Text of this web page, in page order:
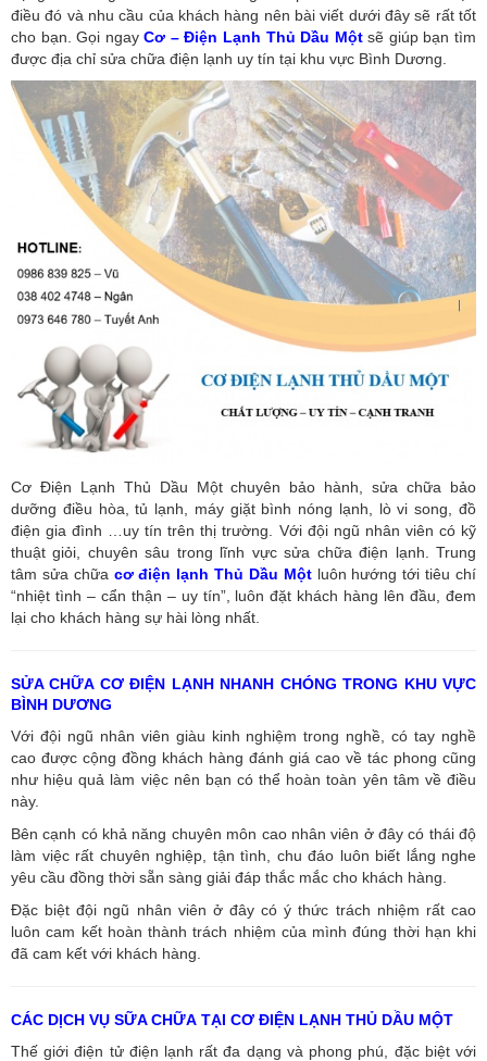
điều đó và nhu cầu của khách hàng nên bài viết dưới đây sẽ rất tốt
cho bạn. Gọi ngayCơ – Điện Lạnh Thủ Dầu Một sẽ giúp bạn tìm
được địa chỉ sửa chữa điện lạnh uy tín tại khu vực Bình Dương.
Cơ Điện Lạnh Thủ Dầu Một chuyên bảo hành, sửa chữa bảo
dưỡng điều hòa, tủ lạnh, máy giặt bình nóng lạnh, lò vi song, đồ
điện gia đình …uy tín trên thị trường. Với đội ngũ nhân viên có kỹ
thuật giỏi, chuyên sâu trong lĩnh vực sửa chữa điện lạnh. Trung
tâm sửa chữa cơ điện lạnh Thủ Dầu Mộtluôn hướng tới tiêu chí
“nhiệt tình – cẩn thận – uy tín”, luôn đặt khách hàng lên đầu, đem
lại cho khách hàng sự hài lòng nhất.
SỬA CHỮA CƠ ĐIỆN LẠNH NHANH CHÓNG TRONG KHU VỰC
BÌNH DƯƠNG
Với đội ngũ nhân viên giàu kinh nghiệm trong nghề, có tay nghề
cao được cộng đồng khách hàng đánh giá cao về tác phong cũng
như hiệu quả làm việc nên bạn có thể hoàn toàn yên tâm về điều
này.
Bên cạnh có khả năng chuyên môn cao nhân viên ở đây có thái độ
làm việc rất chuyên nghiệp, tận tình, chu đáo luôn biết lắng nghe
yêu cầu đồng thời sẵn sàng giải đáp thắc mắc cho khách hàng.
Đặc biệt đội ngũ nhân viên ở đây có ý thức trách nhiệm rất cao
luôn cam kết hoàn thành trách nhiệm của mình đúng thời hạn khi
đã cam kết với khách hàng.
CÁC DỊCH VỤ SỮA CHỮA TẠI CƠ ĐIỆN LẠNH THỦ DẦU MỘT
Thế giới điện tử điện lạnh rất đa dạng và phong phú, đặc biệt với